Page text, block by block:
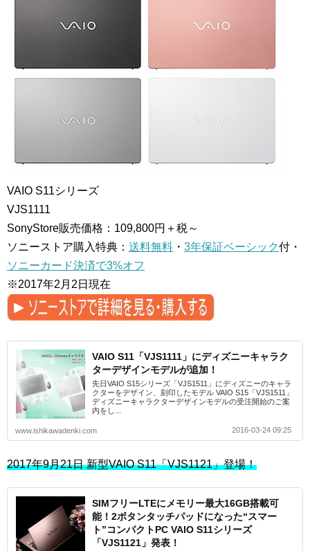
VAIO S11シリーズ
VJS1111
SonyStore販売価格：109,800円＋税～
ソニーストア購入特典： 送料無料 ・ 3年保証ベーシック付・
ソニーカード決済で3%オフ
※2017年2月2日現在
VAIO S11「VJS1111」にディズニーキャラク
ターデザインモデルが追加！
先日VAIO S15シリーズ「VJS1511」にディズニーのキャラ
クターをデザイン、刻印したモデル VAIO S15「VJS1511」
ディズニーキャラクターデザインモデルの受注開始のご案
内をし...
www.ishikawadenki.com 2016-03-24 09:25
2017年9月21日 新型VAIO S11「VJS1121」登場！
SIMフリーLTEにメモリー最大16GB搭載可
能！2ボタンタッチパッドになった“スマー
ト”コンパクトPC VAIO S11シリーズ
「VJS1121」発表！